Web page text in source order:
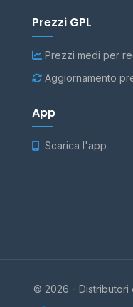
Prezzi GPL
Prezzi medi per
Aggiornamento
App
Scarica l'app
© 2026 - Distributori